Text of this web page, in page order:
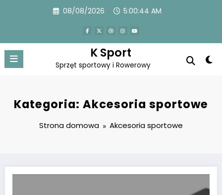
08/08/2026 5:00:45 AM
K Sport
Sprzęt sportowy i Rowerowy
Kategoria: Akcesoria sportowe
Strona domowa Akcesoria sportowe